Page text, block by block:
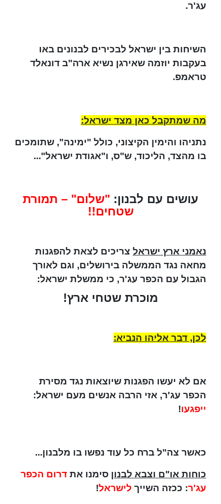
עג'ר.
השיחות בין ישראל לבכירים לבנונים באו
בעקבות יוזמה שאירגן נשיא ארה"ב דונאלד
טראמפ.
מה שמתקבל כאן מצד ישראל:
נתניהו והימין הקיצוני, כולל "ימינה", שתומכים
בו מהצד, הליכוד, ש"ס, ו"אגודת ישראל"...
עושים עם לבנון: "שלום" – תמורת
שטחים!!
נאמני ארץ ישראל צריכים לצאת להפגנות
מחאה נגד הממשלה בירושלים, וגם לאורך
הגבול עם הכפר עג'ר, כי ממשלת ישראל:
מוכרת שטחי ארץ!
לכן, דבר אליהו הנביא:
אם לא יעשו הפגנות שיוצאות נגד מסירת
הכפר עג'ר, אזי הרבה אנשים מעם ישראל:
ייפגעו!
כאשר צה"ל ברח כל עוד נפשו בו מלבנון...
כוחות או"ם וצבא לבנון סימנו את דרום הכפר
עג'ר: ככזה השייך לישראל!